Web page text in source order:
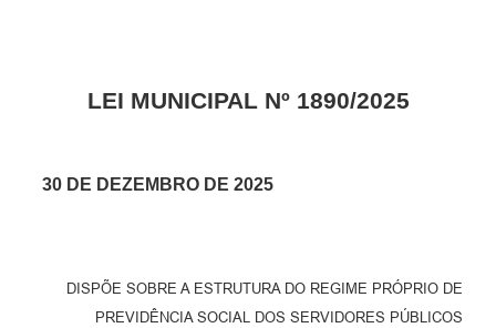
LEI MUNICIPAL Nº 1890/2025
30 DE DEZEMBRO DE 2025
DISPÕE SOBRE A ESTRUTURA DO REGIME PRÓPRIO DE
PREVIDÊNCIA SOCIAL DOS SERVIDORES PÚBLICOS